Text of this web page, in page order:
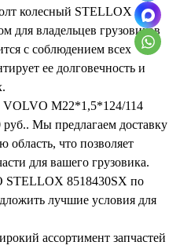
колесный STELLOX
для владельцев грузовиков
с соблюдением всех
ее долговечность и
VOLVO M22*1,5*124/114
Мы предлагаем доставку
область, что позволяет
для вашего грузовика.
STELLOX 8518430SX по
лучшие условия для
ассортимент запчастей